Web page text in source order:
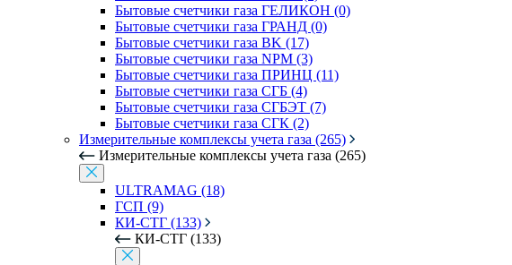
Бытовые счетчики газа ГЕЛИКОН (0)
Бытовые счетчики газа ГРАНД (0)
Бытовые счетчики газа BK (17)
Бытовые счетчики газа NPM (3)
Бытовые счетчики газа ПРИНЦ (11)
Бытовые счетчики газа СГБ (4)
Бытовые счетчики газа СГБЭТ (7)
Бытовые счетчики газа СГК (2)
Измерительные комплексы учета газа (265)
Измерительные комплексы учета газа (265)
ULTRAMAG (18)
ГСП (9)
КИ-СТГ (133)
КИ-СТГ (133)